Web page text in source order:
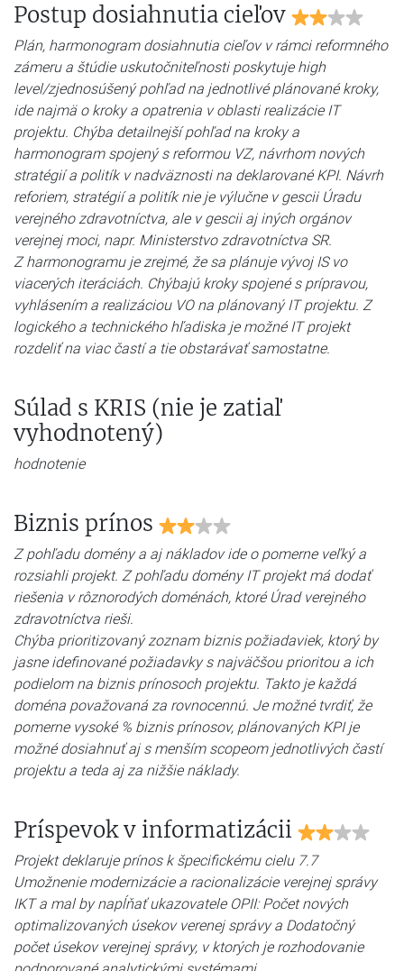
Postup dosiahnutia cieľov
Plán, harmonogram dosiahnutia cieľov v rámci reformného
zámeru a štúdie uskutočniteľnosti poskytuje high
level/zjednosúšený pohľad na jednotlivé plánované kroky,
ide najmä o kroky a opatrenia v oblasti realizácie IT
projektu. Chýba detailnejší pohľad na kroky a
harmonogram spojený s reformou VZ, návrhom nových
stratégií a politík v nadväznosti na deklarované KPI. Návrh
reforiem, stratégií a politík nie je výlučne v gescii Úradu
verejného zdravotníctva, ale v gescii aj iných orgánov
verejnej moci, napr. Ministerstvo zdravotníctva SR.
Z harmonogramu je zrejmé, že sa plánuje vývoj IS vo
viacerých iteráciách. Chýbajú kroky spojené s prípravou,
vyhlásením a realizáciou VO na plánovaný IT projektu. Z
logického a technického hľadiska je možné IT projekt
rozdeliť na viac častí a tie obstarávať samostatne.
Súlad s KRIS (nie je zatiaľ
vyhodnotený)
hodnotenie
Biznis prínos
Z pohľadu domény a aj nákladov ide o pomerne veľký a
rozsiahli projekt. Z pohľadu domény IT projekt má dodať
riešenia v rôznorodých doménách, ktoré Úrad verejného
zdravotníctva rieši.
Chýba prioritizovaný zoznam biznis požiadaviek, ktorý by
jasne idefinované požiadavky s najväčšou prioritou a ich
podielom na biznis prínosoch projektu. Takto je každá
doména považovaná za rovnocennú. Je možné tvrdiť, že
pomerne vysoké % biznis prínosov, plánovaných KPI je
možné dosiahnuť aj s menším scopeom jednotlivých častí
projektu a teda aj za nižšie náklady.
Príspevok v informatizácii
Projekt deklaruje prínos k špecifickému cielu 7.7
Umožnenie modernizácie a racionalizácie verejnej správy
IKT a mal by napĺňať ukazovatele OPII: Počet nových
optimalizovaných úsekov verenej správy a Dodatočný
počet úsekov verejnej správy, v ktorých je rozhodovanie